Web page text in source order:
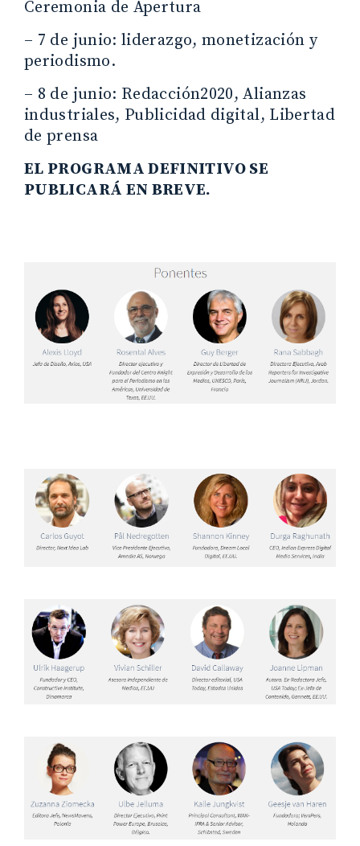
Ceremonia de Apertura
– 7 de junio: liderazgo, monetización y
periodismo.
– 8 de junio: Redacción2020, Alianzas
industriales, Publicidad digital, Libertad
de prensa
EL PROGRAMA DEFINITIVO SE
PUBLICARÁ EN BREVE.